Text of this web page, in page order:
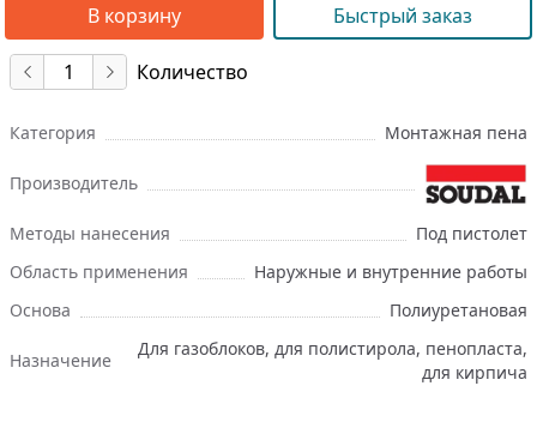
В корзину Быстрый заказ
Количество
Категория Монтажная пена
Производитель
Методы нанесения
Под пистолет
Область применения
Наружные и внутренние работы
Основа
Полиуретановая
Назначение
Для газоблоков, для полистирола, пенопласта,
для кирпича